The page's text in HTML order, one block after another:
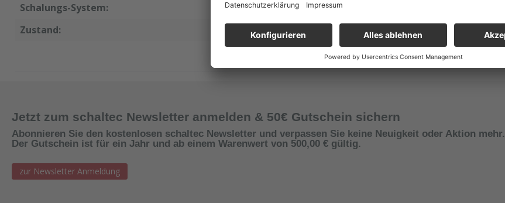
Schalungs-System:
Manto
Zustand:
Jetzt zum schaltec Newsletter anmelden & 50€ Gutschein sichern
Abonnieren Sie den kostenlosen schaltec Newsletter und verpassen Sie keine Neuigkeit oder Aktion mehr.
Der Gutschein ist für ein Jahr und ab einem Warenwert von 500,00 € gültig.
zur Newsletter Anmeldung